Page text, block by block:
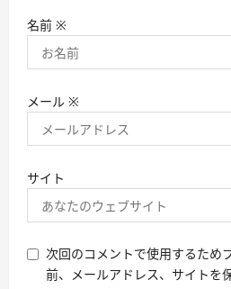
名前 ※
メール ※
サイト
次回のコメントで使用するため
前、メールアドレス、サイトを